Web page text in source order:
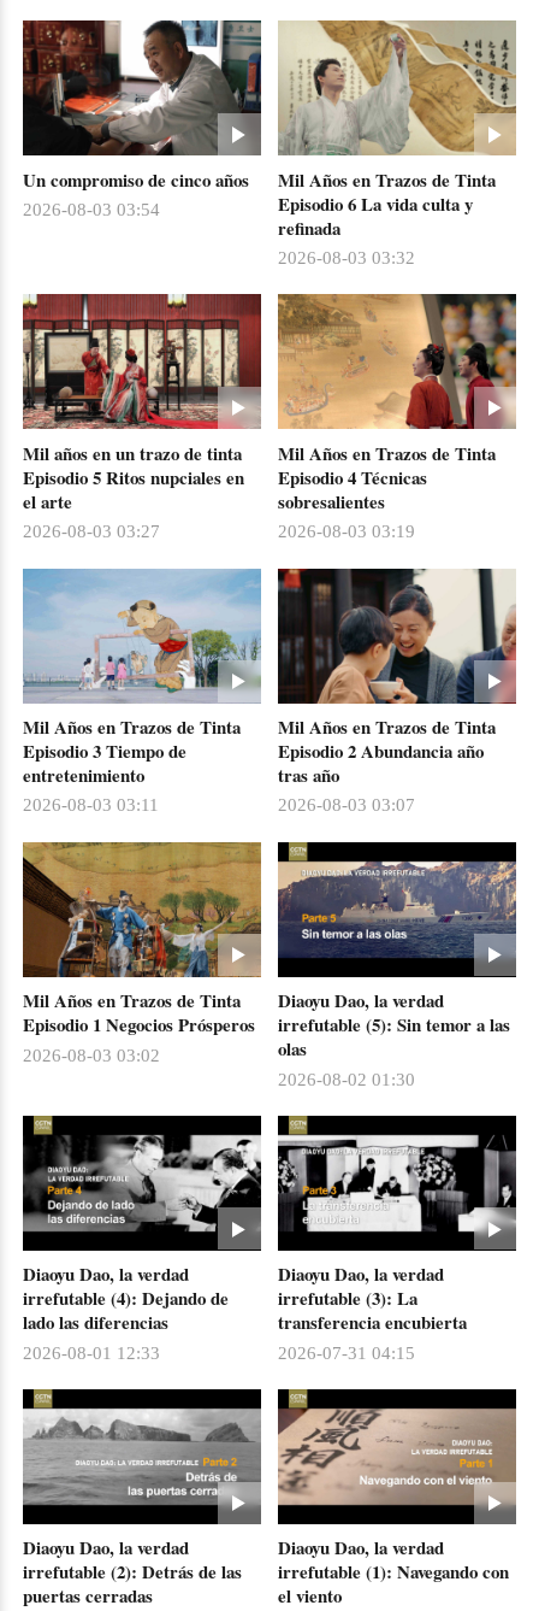
Un compromiso de cinco años
2026-08-03 03:54
Mil Años en Trazos de Tinta
Episodio 6 La vida culta y
refinada
2026-08-03 03:32
Mil años en un trazo de tinta
Episodio 5 Ritos nupciales en
el arte
2026-08-03 03:27
Mil Años en Trazos de Tinta
Episodio 4 Técnicas
sobresalientes
2026-08-03 03:19
Mil Años en Trazos de Tinta
Episodio 3 Tiempo de
entretenimiento
2026-08-03 03:11
Mil Años en Trazos de Tinta
Episodio 2 Abundancia año
tras año
2026-08-03 03:07
Mil Años en Trazos de Tinta
Episodio 1 Negocios Prósperos
2026-08-03 03:02
Diaoyu Dao, la verdad
irrefutable (5): Sin temor a las
olas
2026-08-02 01:30
Diaoyu Dao, la verdad
irrefutable (4): Dejando de
lado las diferencias
2026-08-01 12:33
Diaoyu Dao, la verdad
irrefutable (3): La
transferencia encubierta
2026-07-31 04:15
Diaoyu Dao, la verdad
irrefutable (2): Detrás de las
puertas cerradas
Diaoyu Dao, la verdad
irrefutable (1): Navegando con
el viento